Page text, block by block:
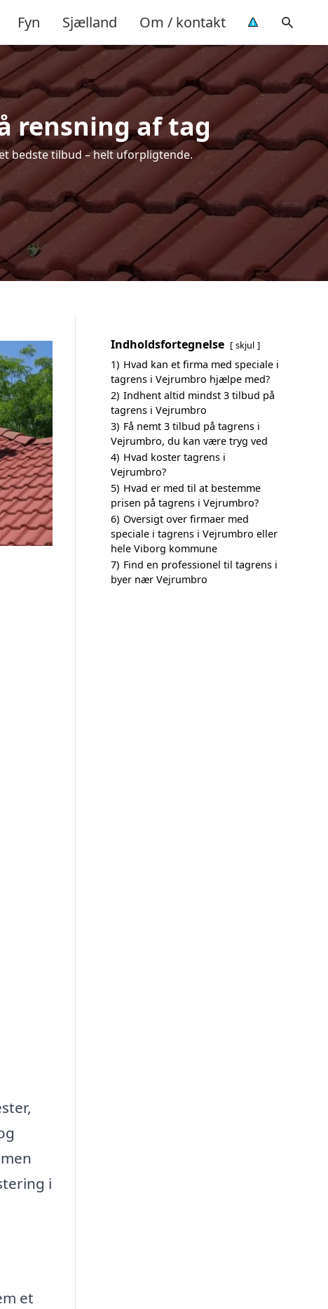
Fyn Sjælland Om / kontakt
rensning af tag
bedste tilbud – helt uforpligtende.
i
et
Indholdsfortegnelse skjul
1) Hvad kan et firma med speciale i
tagrens i Vejrumbro hjælpe med?
2) Indhent altid mindst 3 tilbud på
tagrens i Vejrumbro
3) Få nemt 3 tilbud på tagrens i
Vejrumbro, du kan være tryg ved
4) Hvad koster tagrens i
Vejrumbro?
5) Hvad er med til at bestemme
prisen på tagrens i Vejrumbro?
6) Oversigt over firmaer med
speciale i tagrens i Vejrumbro eller
hele Viborg kommune
7) Find en professionel til tagrens i
byer nær Vejrumbro